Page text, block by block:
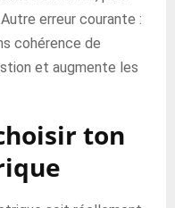
erreur courante :
cohérence de
et augmente les
ton